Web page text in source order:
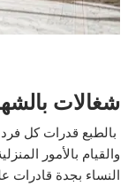
شغالات
بالطبع قدرات كل
والقيام بالأمور
النساء بجدة قادرات